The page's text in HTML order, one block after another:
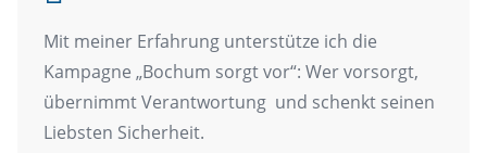
Mit meiner Erfahrung unterstütze ich die
Kampagne „Bochum sorgt vor“: Wer vorsorgt,
übernimmt Verantwortung und schenkt seinen
Liebsten Sicherheit.